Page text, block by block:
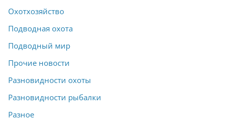
Охотхозяйство
Подводная охота
Подводный мир
Прочие новости
Разновидности охоты
Разновидности рыбалки
Разное